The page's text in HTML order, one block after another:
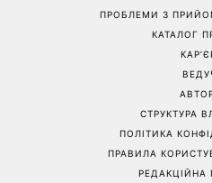
Українські зірки, які
схудненням: фото до і після